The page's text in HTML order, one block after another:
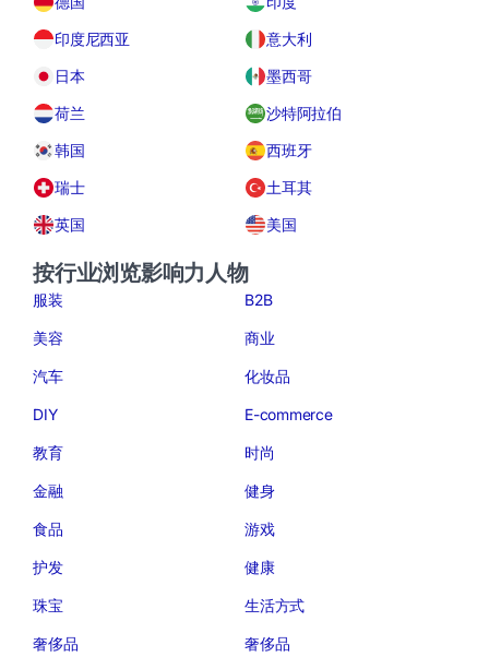
印度尼西亚
意大利
日本
墨西哥
荷兰
沙特阿拉伯
韩国
西班牙
瑞士
土耳其
英国
美国
按行业浏览影响力人物
服装 B2B
美容 商业
汽车 化妆品
DIY E-commerce
教育 时尚
金融 健身
食品 游戏
护发 健康
珠宝 生活方式
奢侈品 奢侈品